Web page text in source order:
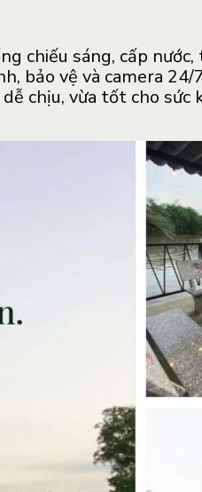
chiếu sáng, cấp
bảo vệ và camera 24/
chịu, vừa tốt cho sức